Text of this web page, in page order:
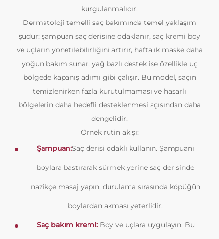
kurgulanmalıdır.
Dermatoloji temelli saç bakımında temel yaklaşım
şudur: şampuan saç derisine odaklanır, saç kremi boy
ve uçların yönetilebilirliğini artırır, haftalık maske daha
yoğun bakım sunar, yağ bazlı destek ise özellikle uç
bölgede kapanış adımı gibi çalışır. Bu model, saçın
temizlenirken fazla kurutulmaması ve hasarlı
bölgelerin daha hedefli desteklenmesi açısından daha
dengelidir.
Örnek rutin akışı:
Şampuan:Saç derisi odaklı kullanın. Şampuanı
boylara bastırarak sürmek yerine saç derisinde
nazikçe masaj yapın, durulama sırasında köpüğün
boylardan akması yeterlidir.
Saç bakım kremi:Boy ve uçlara uygulayın. Bu